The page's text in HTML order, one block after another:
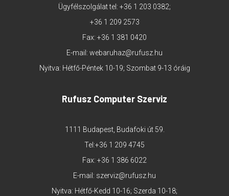
Ügyfélszolgálat tel: +36 1 203 0382;
+36 1 209 2573
Fax: +36 1 381 0420
E-mail: webaruhaz@rufusz.hu
Nyitva: Hétfő-Péntek 10-19; Szombat 9-13 óráig
Rufusz Computer Szerviz
1111 Budapest, Budafoki út 59.
Tel:+36 1 209 4745
Fax: +36 1 386 6022
E-mail: szerviz@rufusz.hu
Nyitva: Hétfő-Kedd 10-16; Szerda 10-18;